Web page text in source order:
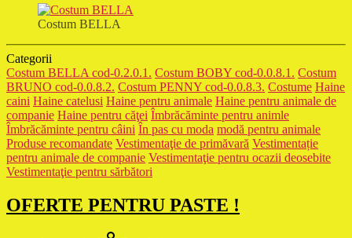
Costum BELLA
Categorii
Costum BELLA cod-0.2.0.1. Costum BOBY cod-0.0.8.1. Costum
BRUNO cod-0.0.8.2. Costum PENNY cod-0.0.8.3. Costume Haine
caini Haine catelusi Haine pentru animale Haine pentru animale de
companie Haine pentru căţei Îmbrăcăminte pentru animle
Îmbrăcăminte pentru câini În pas cu moda modă pentru animale
Produse recomandate Vestimentaţie de primăvară Vestimentație
pentru animale de companie Vestimentaţie pentru ocazii deosebite
Vestimentaţie pentru sărbători
OFERTE PENTRU PASTE !